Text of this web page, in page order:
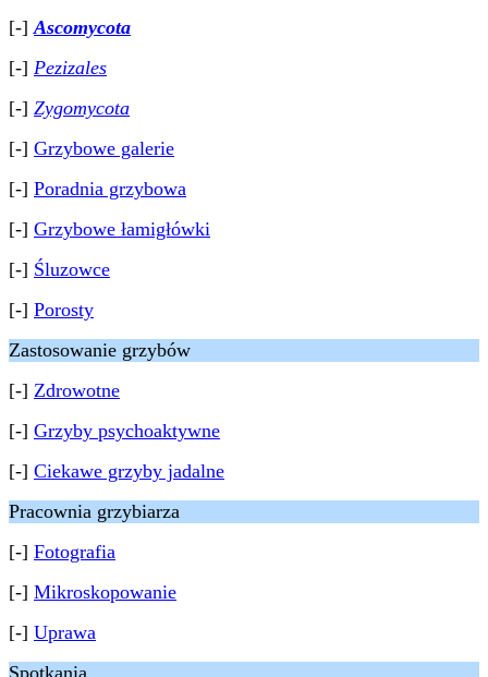
[-]Ascomycota
[-] Pezizales
[-] Zygomycota
[-] Grzybowe galerie
[-] Poradnia grzybowa
[-] Grzybowe łamigłówki
[-] Śluzowce
[-] Porosty
Zastosowanie grzybów
[-] Zdrowotne
[-] Grzyby psychoaktywne
[-] Ciekawe grzyby jadalne
Pracownia grzybiarza
[-] Fotografia
[-] Mikroskopowanie
[-] Uprawa
Spotkania